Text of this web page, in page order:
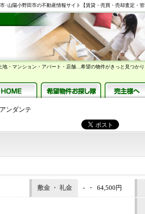
･山陽小野田市の不動産情報サイト【賃貸・売買・売却査定・
・マンション・アパート・店舗…希望の物件がきっと見つか
ンダンテ
敷金 ・ 礼金 - ・ 64,500円